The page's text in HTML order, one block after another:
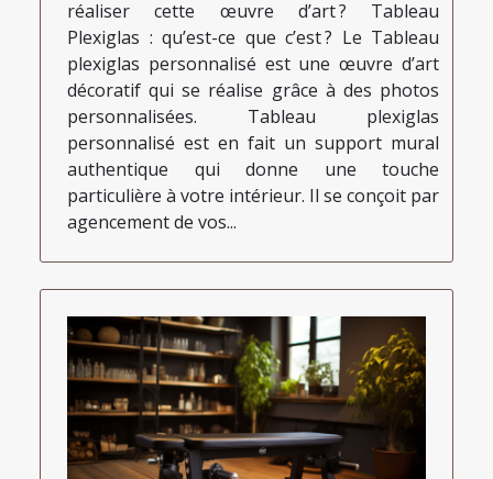
réaliser cette œuvre d’art ? Tableau
Plexiglas : qu’est-ce que c’est ? Le Tableau
plexiglas personnalisé est une œuvre d’art
décoratif qui se réalise grâce à des photos
personnalisées. Tableau plexiglas
personnalisé est en fait un support mural
authentique qui donne une touche
particulière à votre intérieur. Il se conçoit par
agencement de vos...